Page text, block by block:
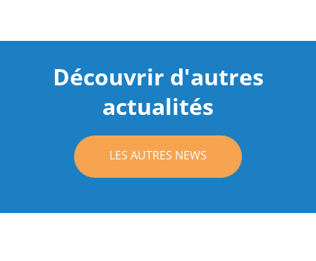
Découvrir d'autres
actualités
LES AUTRES NEWS